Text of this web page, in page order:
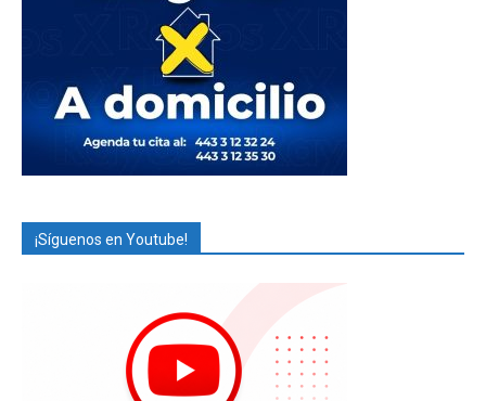
¡Síguenos en Youtube!